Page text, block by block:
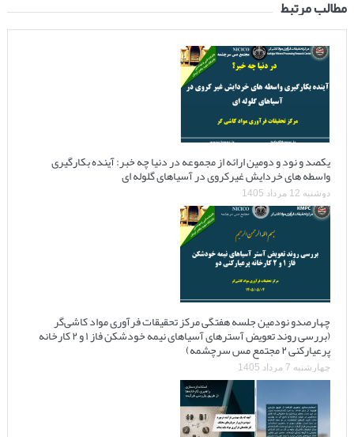
مطالب مرتبط
یکصد و نود و دومین ارائه از مجموعه در دنیا چه خبر: آینده بکارگیری
واسطه های خردایش غیرکروی در آسیاهای گلوله ای
دوشنبه 12 مرداد 1405
چهارصدو نودمین جلسه هفتگی مرکز تحقیقات فرآوری مواد کاشی‌گر
(بررسی روند تعویض آسترهای آسیاهای نیمه خودشکن فاز ۱ و ۲ کارخانه
پرعیارکنی ۲ مجتمع مس سرچشمه)
چهارشنبه 7 مرداد 1405